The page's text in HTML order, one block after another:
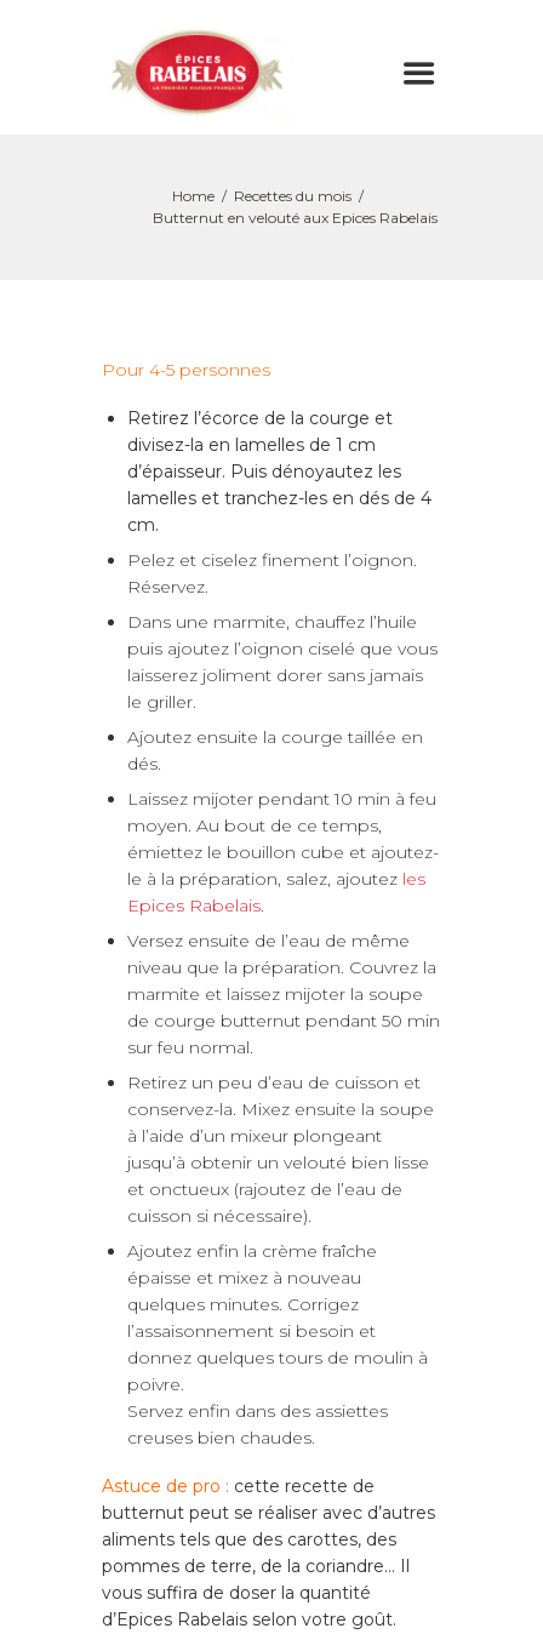
Home
Recettes du mois
Butternut en velouté aux Epices Rabelais
Pour 4-5 personnes
Retirez l’écorce de la courge et
divisez-la en lamelles de 1 cm
d’épaisseur. Puis dénoyautez les
lamelles et tranchez-les en dés de 4
cm.
Pelez et ciselez finement l’oignon.
Réservez.
Dans une marmite, chauffez l’huile
puis ajoutez l’oignon ciselé que vous
laisserez joliment dorer sans jamais
le griller.
Ajoutez ensuite la courge taillée en
dés.
Laissez mijoter pendant 10 min à feu
moyen. Au bout de ce temps,
émiettez le bouillon cube et ajoutez-
le à la préparation, salez, ajoutez les
Epices Rabelais.
Versez ensuite de l’eau de même
niveau que la préparation. Couvrez la
marmite et laissez mijoter la soupe
de courge butternut pendant 50 min
sur feu normal.
Retirez un peu d’eau de cuisson et
conservez-la. Mixez ensuite la soupe
à l’aide d’un mixeur plongeant
jusqu’à obtenir un velouté bien lisse
et onctueux (rajoutez de l’eau de
cuisson si nécessaire).
Ajoutez enfin la crème fraîche
épaisse et mixez à nouveau
quelques minutes. Corrigez
l’assaisonnement si besoin et
donnez quelques tours de moulin à
poivre.
Servez enfin dans des assiettes
creuses bien chaudes.
Astuce de pro : cette recette de
butternut peut se réaliser avec d’autres
aliments tels que des carottes, des
pommes de terre, de la coriandre… Il
vous suffira de doser la quantité
d’Epices Rabelais selon votre goût.